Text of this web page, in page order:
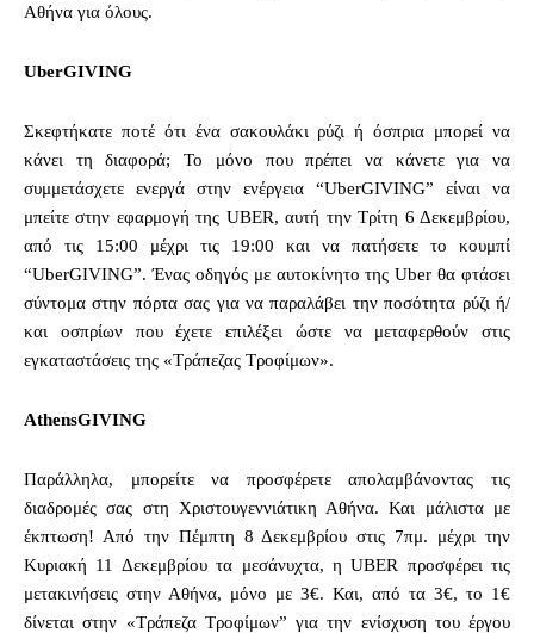
Αθήνα για όλους.
UberGIVING
Σκεφτήκατε ποτέ ότι ένα σακουλάκι ρύζι ή όσπρια μπορεί να
κάνει τη διαφορά; Το μόνο που πρέπει να κάνετε για να
συμμετάσχετε ενεργά στην ενέργεια “UberGIVING” είναι να
μπείτε στην εφαρμογή της UBER, αυτή την Τρίτη 6 Δεκεμβρίου,
από τις 15:00 μέχρι τις 19:00 και να πατήσετε το κουμπί
“UberGIVING”. Ένας οδηγός με αυτοκίνητο της Uber θα φτάσει
σύντομα στην πόρτα σας για να παραλάβει την ποσότητα ρύζι ή/
και οσπρίων που έχετε επιλέξει ώστε να μεταφερθούν στις
εγκαταστάσεις της «Τράπεζας Τροφίμων».
AthensGIVING
Παράλληλα, μπορείτε να προσφέρετε απολαμβάνοντας τις
διαδρομές σας στη Χριστουγεννιάτικη Αθήνα. Και μάλιστα με
έκπτωση! Από την Πέμπτη 8 Δεκεμβρίου στις 7πμ. μέχρι την
Κυριακή 11 Δεκεμβρίου τα μεσάνυχτα, η UBER προσφέρει τις
μετακινήσεις στην Αθήνα, μόνο με 3€. Και, από τα 3€, το 1€
δίνεται στην «Τράπεζα Τροφίμων” για την ενίσχυση του έργου